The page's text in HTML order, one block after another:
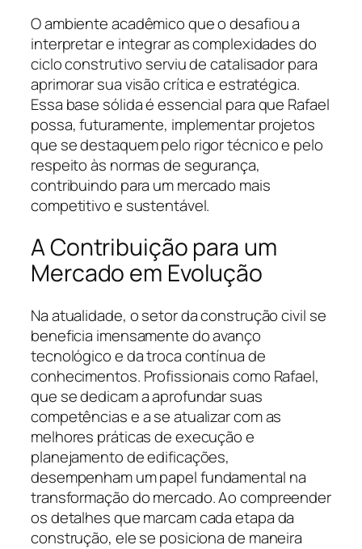
O ambiente acadêmico que o desafiou a
interpretar e integrar as complexidades do
ciclo construtivo serviu de catalisador para
aprimorar sua visão crítica e estratégica.
Essa base sólida é essencial para que Rafael
possa, futuramente, implementar projetos
que se destaquem pelo rigor técnico e pelo
respeito às normas de segurança,
contribuindo para um mercado mais
competitivo e sustentável.
A Contribuição para um
Mercado em Evolução
Na atualidade, o setor da construção civil se
beneficia imensamente do avanço
tecnológico e da troca contínua de
conhecimentos. Profissionais como Rafael,
que se dedicam a aprofundar suas
competências e a se atualizar com as
melhores práticas de execução e
planejamento de edificações,
desempenham um papel fundamental na
transformação do mercado. Ao compreender
os detalhes que marcam cada etapa da
construção, ele se posiciona de maneira